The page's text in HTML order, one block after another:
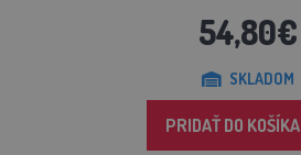
54,80€
SKLADOM
PRIDAŤ DO KOŠÍKA